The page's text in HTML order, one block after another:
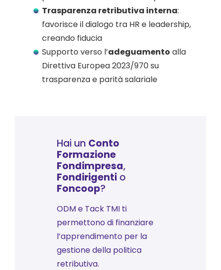
Trasparenza retributiva interna:
favorisce il dialogo tra HR e leadership,
creando fiducia
Supporto verso l’adeguamento alla
Direttiva Europea 2023/970 su
trasparenza e parità salariale
Hai un Conto
Formazione
Fondimpresa,
Fondirigenti o
Foncoop?
ODM e Tack TMI ti
permettono di finanziare
l’apprendimento per la
gestione della politica
retributiva.